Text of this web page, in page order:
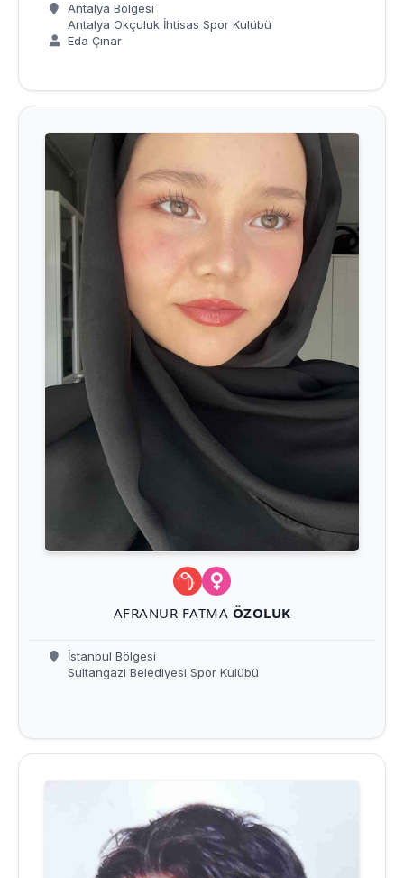
Antalya Bölgesi
Antalya Okçuluk İhtisas Spor Kulübü
Eda Çınar
AFRANUR FATMA ÖZOLUK
İstanbul Bölgesi
Sultangazi Belediyesi Spor Kulübü